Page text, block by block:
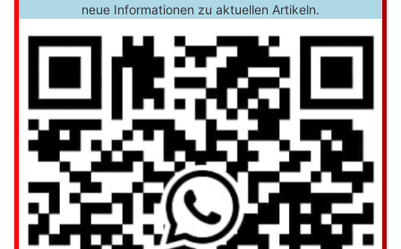
neue Informationen zu aktuellen Artikeln.